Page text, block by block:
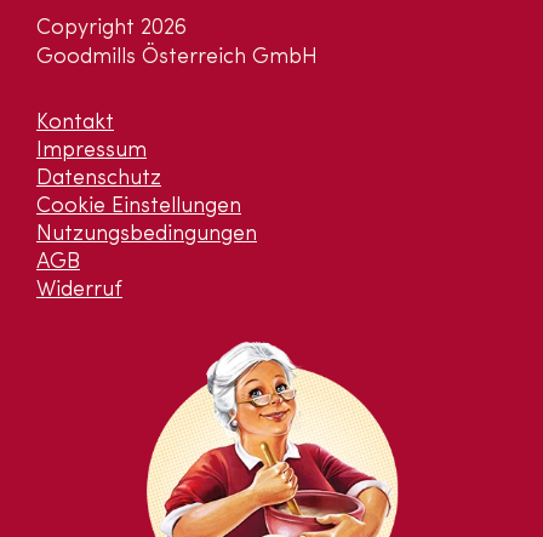
Copyright 2026
Goodmills Österreich GmbH
Kontakt
Impressum
Datenschutz
Cookie Einstellungen
Nutzungsbedingungen
AGB
Widerruf